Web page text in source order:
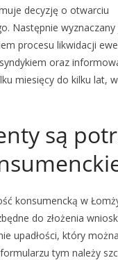
decyzję o otwarciu
Następnie
procesu likwidacji
oraz
miesięcy do kilku lat,
są
konsumencką w
do złożenia
upadłości, który
tym należy